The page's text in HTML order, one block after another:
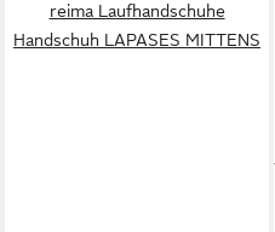
reima Laufhandschuhe
Handschuh LAPASES MITTENS